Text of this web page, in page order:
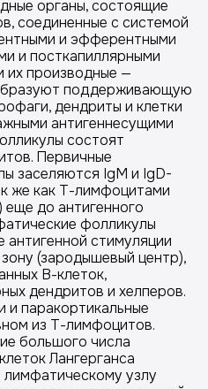
органы, состоящие
соединенные с системой
и эфферентными
и посткапиллярными
их производные —
поддерживающую
дендриты и клетки
антигеннесущими
состоят
Первичные
заселяются IgM и IgD-
же как Т-лимфоцитами
до антигенного
фолликулы
антигенной стимуляции
(зародышевый центр),
В-клеток,
дендритов и хелперов.
паракортикальные
из Т-лимфоцитов.
большого числа
Лангерганса
узлу